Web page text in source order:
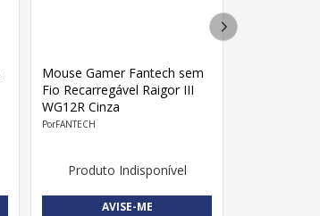
Mouse Gamer Fantech sem
Fio Recarregável Raigor III
WG12R Cinza
FANTECH
Produto Indisponível
AVISE-ME